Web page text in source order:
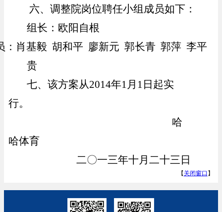
六、调整院岗位聘任小组成员如下：
组长：欧阳自根
：肖基毅 胡和平 廖新元 郭长青 郭萍 李平
贵
七、该方案从2014年1月1日起实
行。
哈
哈体育
二〇一三年十月二十三 日
【关闭窗口 】